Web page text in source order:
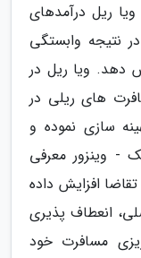
ریل درآمدهای
داده در نتیجه وابستگی
دهد. ویا ریل در
های ریلی در
سازی نموده و
- وینزور معرفی
افزایش داده
انعطاف پذیری
مسافرت خود